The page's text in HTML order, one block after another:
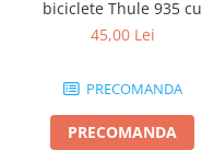
biciclete Thule 935 cu
prindere pe carligul de
45,00 Lei
PRECOMANDA
PRECOMANDA